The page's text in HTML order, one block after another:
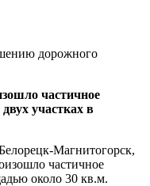
частичное
участках в
Магнитогорск,
частичное
около 30 кв.м.